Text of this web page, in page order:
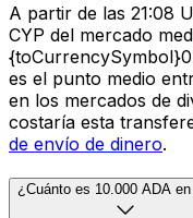
A partir de las 21:08
CYP del mercado
es el punto medio
en los mercados de
costaría esta
de envío de dinero.
¿Cuánto es 10.000 ADA